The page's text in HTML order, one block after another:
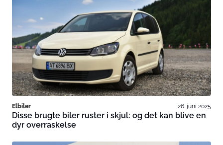
Elbiler 26. juni 2025
Disse brugte biler ruster i skjul: og det kan blive en
dyr overraskelse